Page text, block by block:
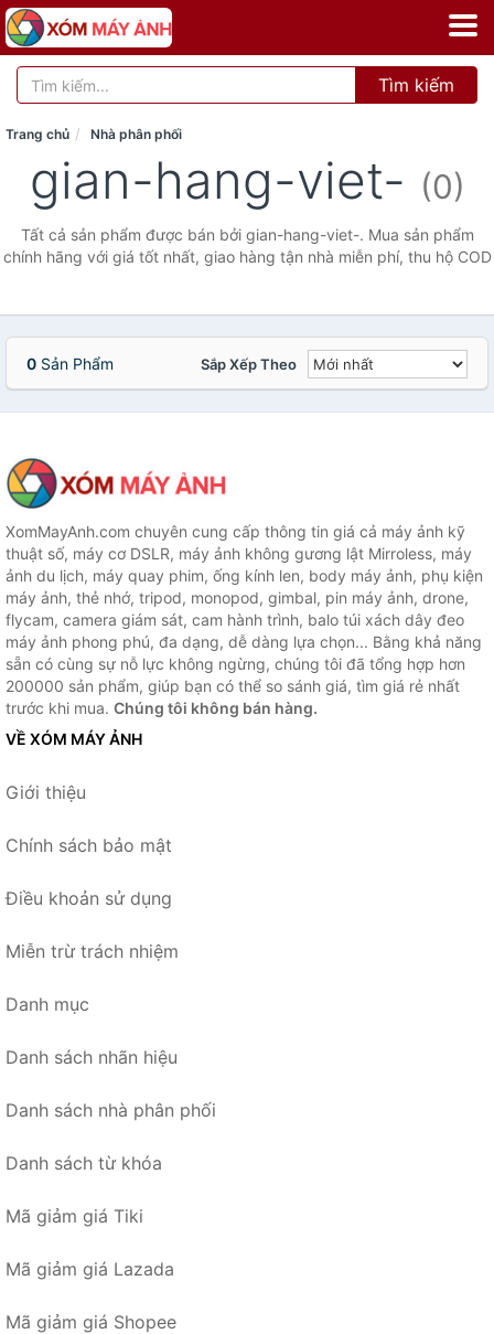
Tìm kiếm
Trang chủ Nhà phân phối
gian-hang-viet- (0)
Tất cả sản phẩm được bán bởi gian-hang-viet-. Mua sản phẩm
chính hãng với giá tốt nhất, giao hàng tận nhà miễn phí, thu hộ COD
0 Sản Phẩm Sắp Xếp Theo
XomMayAnh.com chuyên cung cấp thông tin giá cả máy ảnh kỹ
thuật số, máy cơ DSLR, máy ảnh không gương lật Mirroless, máy
ảnh du lịch, máy quay phim, ống kính len, body máy ảnh, phụ kiện
máy ảnh, thẻ nhớ, tripod, monopod, gimbal, pin máy ảnh, drone,
flycam, camera giám sát, cam hành trình, balo túi xách dây đeo
máy ảnh phong phú, đa dạng, dễ dàng lựa chọn... Bằng khả năng
sẵn có cùng sự nỗ lực không ngừng, chúng tôi đã tổng hợp hơn
200000 sản phẩm, giúp bạn có thể so sánh giá, tìm giá rẻ nhất
trước khi mua. Chúng tôi không bán hàng.
VỀ XÓM MÁY ẢNH
Giới thiệu
Chính sách bảo mật
Điều khoản sử dụng
Miễn trừ trách nhiệm
Danh mục
Danh sách nhãn hiệu
Danh sách nhà phân phối
Danh sách từ khóa
Mã giảm giá Tiki
Mã giảm giá Lazada
Mã giảm giá Shopee